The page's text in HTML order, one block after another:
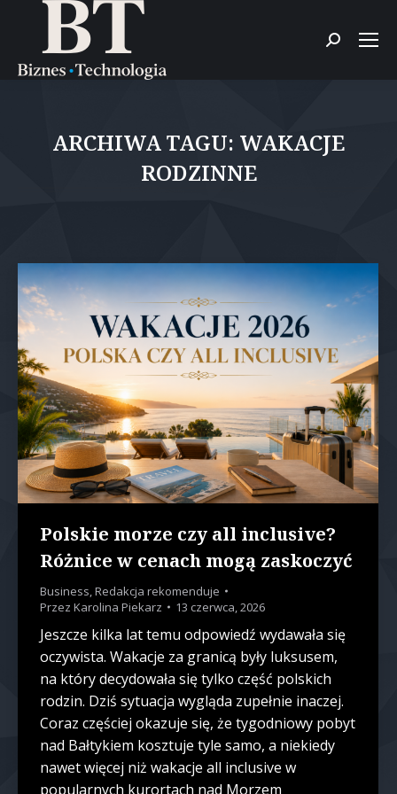
Szukaj:
ARCHIWA TAGU: WAKACJE
RODZINNE
Polskie morze czy all inclusive?
Różnice w cenach mogą zaskoczyć
Business,Redakcja rekomenduje
Przez Karolina Piekarz 13 czerwca, 2026
Jeszcze kilka lat temu odpowiedź wydawała się
oczywista. Wakacje za granicą były luksusem,
na który decydowała się tylko część polskich
rodzin. Dziś sytuacja wygląda zupełnie inaczej.
Coraz częściej okazuje się, że tygodniowy pobyt
nad Bałtykiem kosztuje tyle samo, a niekiedy
nawet więcej niż wakacje all inclusive w
popularnych kurortach nad Morzem